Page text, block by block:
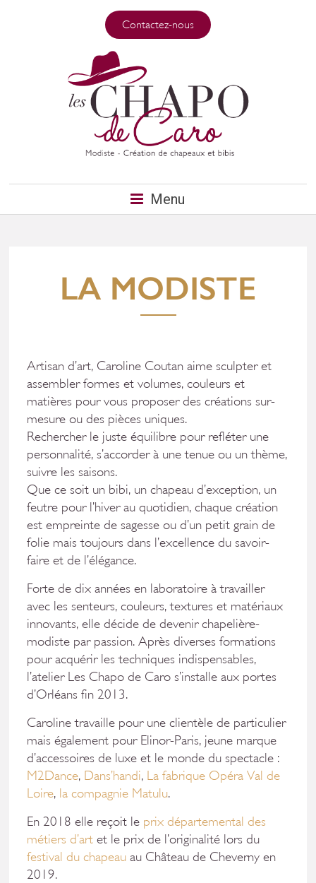
Contactez-nous
Menu
LA MODISTE
Artisan d’art, Caroline Coutan aime sculpter et
assembler formes et volumes, couleurs et
matières pour vous proposer des créations sur-
mesure ou des pièces uniques.
Rechercher le juste équilibre pour refléter une
personnalité, s’accorder à une tenue ou un thème,
suivre les saisons.
Que ce soit un bibi, un chapeau d’exception, un
feutre pour l’hiver au quotidien, chaque création
est empreinte de sagesse ou d’un petit grain de
folie mais toujours dans l’excellence du savoir-
faire et de l’élégance.
Forte de dix années en laboratoire à travailler
avec les senteurs, couleurs, textures et matériaux
innovants, elle décide de devenir chapelière-
modiste par passion. Après diverses formations
pour acquérir les techniques indispensables,
l’atelier Les Chapo de Caro s’installe aux portes
d’Orléans fin 2013.
Caroline travaille pour une clientèle de particulier
mais également pour Elinor-Paris, jeune marque
d’accessoires de luxe et le monde du spectacle :
M2Dance, Dans’handi, La fabrique Opéra Val de
Loire, la compagnie Matulu.
En 2018 elle reçoit le prix départemental des
métiers d’art et le prix de l’originalité lors du
festival du chapeau au Château de Cheverny en
2019.